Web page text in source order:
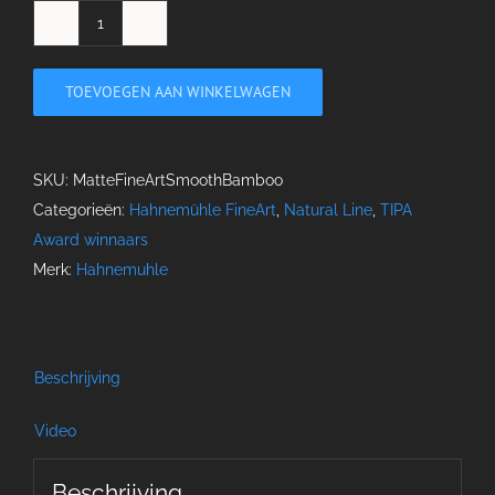
aantal
TOEVOEGEN AAN WINKELWAGEN
SKU: MatteFineArtSmoothBamboo
Categorieën: Hahnemühle FineArt Natural Line TIPA
Award winnaars
Merk: Hahnemuhle
Beschrijving
Video